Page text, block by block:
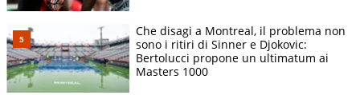
Che disagi a Montreal, il problema non
sono i ritiri di Sinner e Djokovic:
Bertolucci propone un ultimatum ai
Masters 1000